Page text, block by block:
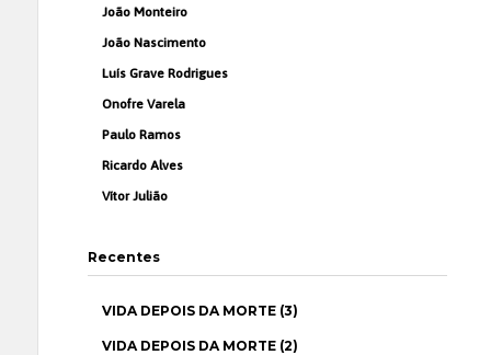
João Monteiro
João Nascimento
Luís Grave Rodrigues
Onofre Varela
Paulo Ramos
Ricardo Alves
Vítor Julião
Recentes
VIDA DEPOIS DA MORTE (3)
VIDA DEPOIS DA MORTE (2)